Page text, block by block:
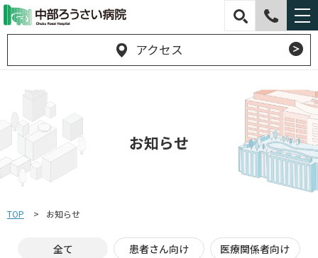
アクセス
お知らせ
TOP お知らせ
全て 患者さん向け
医療関係者向け